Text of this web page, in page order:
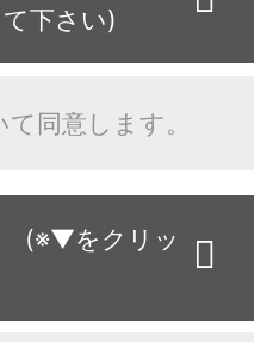
下さい)
同意します。
(※▼をクリッ